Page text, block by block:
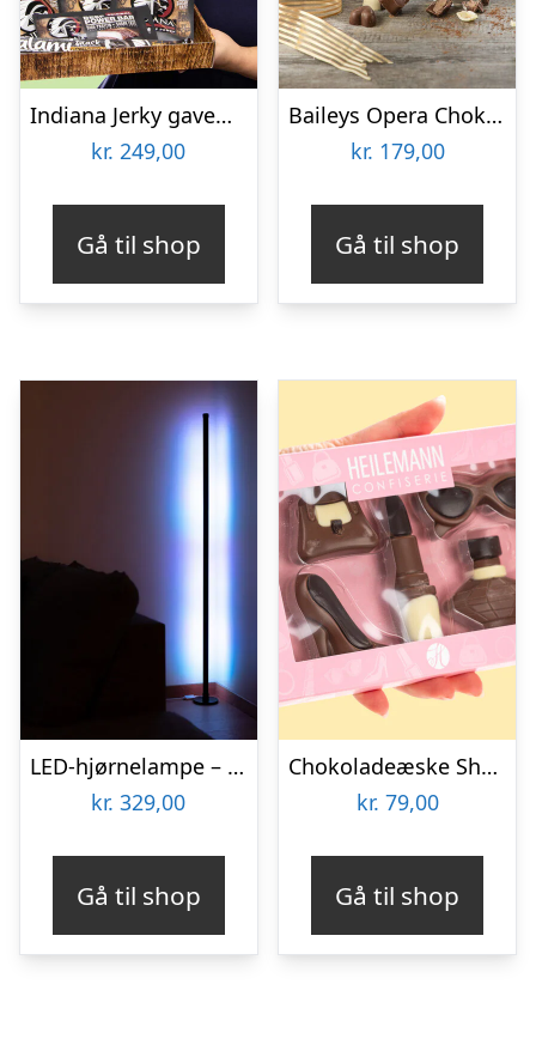
Indiana Jerky gaveæske
kr. 249,00
Gå til shop
Baileys Opera Chokoladeæske
kr. 179,00
Gå til shop
LED-hjørnelampe – Vooni
kr. 329,00
Gå til shop
Chokoladeæske Shopping
kr. 79,00
Gå til shop